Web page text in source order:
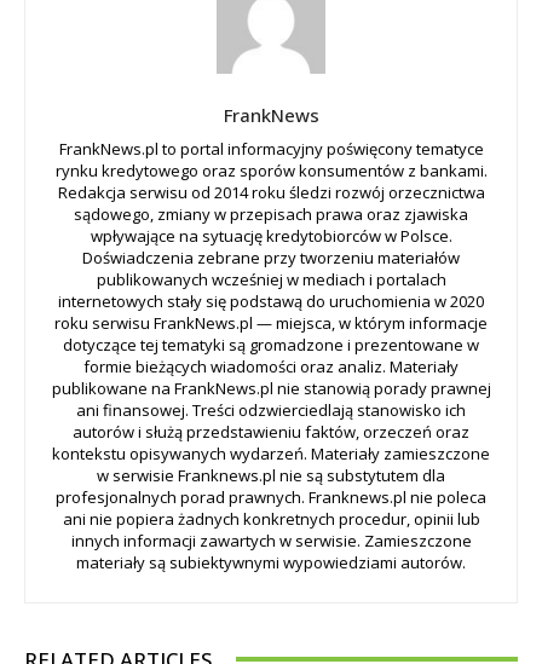
FrankNews
FrankNews.pl to portal informacyjny poświęcony tematyce
rynku kredytowego oraz sporów konsumentów z bankami.
Redakcja serwisu od 2014 roku śledzi rozwój orzecznictwa
sądowego, zmiany w przepisach prawa oraz zjawiska
wpływające na sytuację kredytobiorców w Polsce.
Doświadczenia zebrane przy tworzeniu materiałów
publikowanych wcześniej w mediach i portalach
internetowych stały się podstawą do uruchomienia w 2020
roku serwisu FrankNews.pl — miejsca, w którym informacje
dotyczące tej tematyki są gromadzone i prezentowane w
formie bieżących wiadomości oraz analiz. Materiały
publikowane na FrankNews.pl nie stanowią porady prawnej
ani finansowej. Treści odzwierciedlają stanowisko ich
autorów i służą przedstawieniu faktów, orzeczeń oraz
kontekstu opisywanych wydarzeń. Materiały zamieszczone
w serwisie Franknews.pl nie są substytutem dla
profesjonalnych porad prawnych. Franknews.pl nie poleca
ani nie popiera żadnych konkretnych procedur, opinii lub
innych informacji zawartych w serwisie. Zamieszczone
materiały są subiektywnymi wypowiedziami autorów.